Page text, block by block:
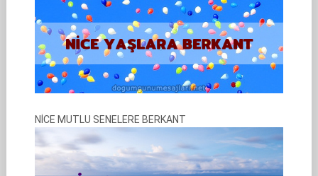
NİCE MUTLU SENELERE BERKANT